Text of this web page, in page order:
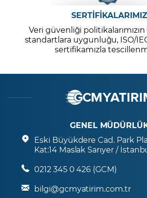
SERTİFİKALARIMIZ
Veri güvenliği politikalarımızın
standartlara uygunluğu, ISO/
sertifikamızla
GENEL
Eski Büyükdere Cad. Park
Kat:14 Maslak Sarıyer /
0212 345 0 426 (GCM)
bilgi@gcmyatirim.com.tr